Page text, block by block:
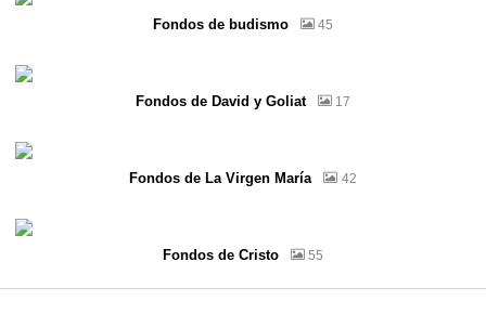
Fondos de budismo 45
Fondos de David y Goliat 17
Fondos de La Virgen María 42
Fondos de Cristo 55